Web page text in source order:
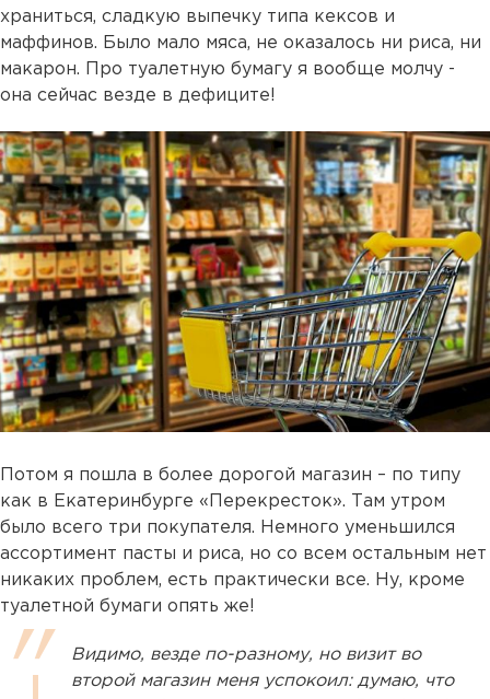
храниться, сладкую выпечку типа кексов и
маффинов. Было мало мяса, не оказалось ни риса, ни
макарон. Про туалетную бумагу я вообще молчу -
она сейчас везде в дефиците!
Потом я пошла в более дорогой магазин – по типу
как в Екатеринбурге «Перекресток». Там утром
было всего три покупателя. Немного уменьшился
ассортимент пасты и риса, но со всем остальным нет
никаких проблем, есть практически все. Ну, кроме
туалетной бумаги опять же!
Видимо, везде по-разному, но визит во
второй магазин меня успокоил: думаю, что